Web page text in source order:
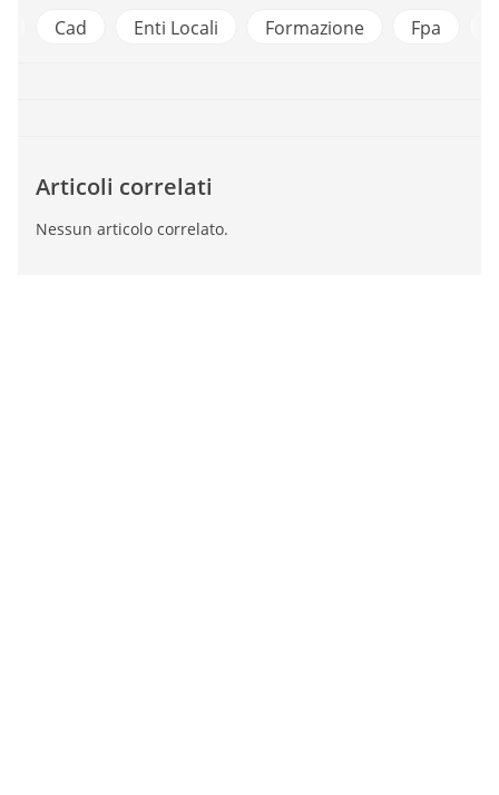
Cad Enti Locali Formazione Fpa
Articoli correlati
Nessun articolo correlato.